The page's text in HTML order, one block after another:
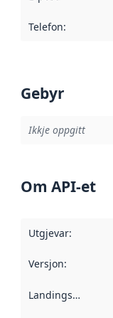
Telefon:
Gebyr
Ikkje oppgitt
Om API-et
Utgjevar:
Versjon:
Landingsside